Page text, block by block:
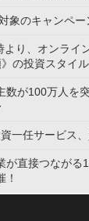
象のキャンペー
り、オンライ
の投資スタイ
数が100万人を
一任サービス
が直接つなが
！